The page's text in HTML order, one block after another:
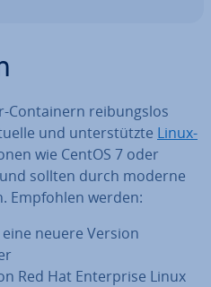
Con­tai­nern rei­bungs­los
und un­ter­stütz­te Linux-
wie CentOS 7 oder
sollten durch moderne
Empfohlen werden:
eine neuere Version
Red Hat En­ter­pri­se Linux